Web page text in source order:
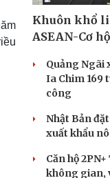
nhân
đồng
Khuôn khổ
ASEAN-Cơ
Quảng Ngãi
Ia Chim 169
công
Nhật Bản
xuất khẩu
Căn hộ
không gian,